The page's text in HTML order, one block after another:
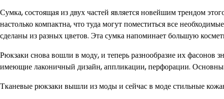
Сумка, состоящая из двух частей является новейшим трендом
настолько компактна, что туда могут поместиться все
сделаны из разных цветов. Эта сумка напоминает большую
Рюкзаки снова вошли в моду, и теперь разнообразие их фасонов
имеющие лаконичный дизайн, аппликации, перфорации.
Тканевые рюкзаки вышли из моды и сейчас в моде стильные